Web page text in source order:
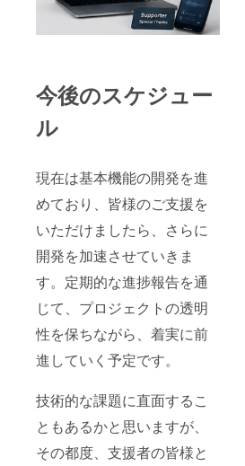
今後のスケジュー
ル
現在は基本機能の開発を進
めており、皆様のご支援を
いただけましたら、さらに
開発を加速させていきま
す。定期的な進捗報告を通
じて、プロジェクトの透明
性を保ちながら、着実に前
進していく予定です。
技術的な課題に直面するこ
ともあるかと思いますが、
その都度、支援者の皆様と